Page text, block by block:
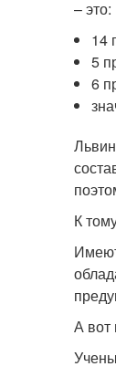
– это:
14
5
6
К
А вот